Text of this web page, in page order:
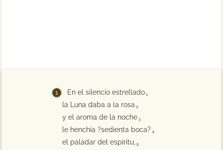
En el silencio estrellado 1
la Luna daba a la rosa 2
y el aroma de la noche 3
le henchía ?sedienta boca? 4
el paladar del espíritu, 5